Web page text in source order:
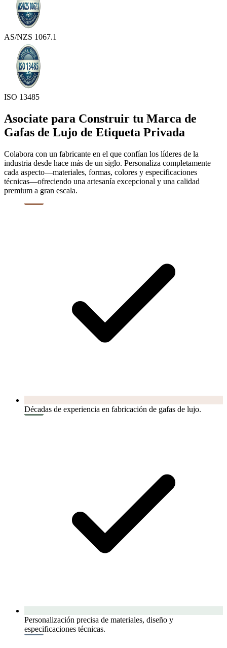
AS/NZS 1067.1
ISO 13485
Asociate para Construir tu Marca de
Gafas de Lujo de Etiqueta Privada
Colabora con un fabricante en el que confían los líderes de la
industria desde hace más de un siglo. Personaliza completamente
cada aspecto—materiales, formas, colores y especificaciones
técnicas—ofreciendo una artesanía excepcional y una calidad
premium a gran escala.
Décadas de experiencia en fabricación de gafas de lujo.
Personalización precisa de materiales, diseño y
especificaciones técnicas.